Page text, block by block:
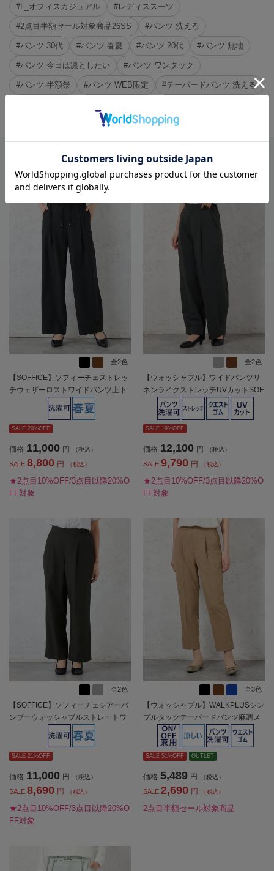
#L_オフィスカジュアル #レディススーツ
#2点目半額セール対象商品26SS #パンツ 洗える
#パンツ 30代 #パンツ 春夏 #パンツ 20代 #パンツ 無地
#パンツ 今日は凛としたい #パンツ ワンタック
#パンツ 半額祭 #パンツ WEB限定 #テーパードパンツ 洗える
RECOMMEND
全2色
【SOFFICE】ソフィーチェストレッ
チウェザーロストワイドパンツ上下
ウォッシャブル春夏【レディース】
SALE 20%OFF
価格 11,000 円 （税込）
SALE 8,800 円 （税込）
★2点目10%OFF/3点目以降20%O
FF対象
全2色
【ウォッシャブル】ワイドパンツリ
ネンライクストレッチUVカットSOF
FICE春夏【レディース】
SALE 19%OFF
価格 12,100 円 （税込）
SALE 9,790 円 （税込）
★2点目10%OFF/3点目以降20%O
FF対象
全2色
【SOFFICE】ソフィーチェシアーバ
ンブーウォッシャブルストレートワ
イドパンツ上下ウォッシャブル軽量
春夏【レディース】
SALE 21%OFF
価格 11,000 円 （税込）
SALE 8,690 円 （税込）
★2点目10%OFF/3点目以降20%O
FF対象
全3色
【ウォッシャブル】WALKPLUSシン
プルタックテーパードパンツ麻調メ
ッシュ素材無地春夏【レディース】
SALE 51%OFF OUTLET
価格 5,489 円 （税込）
SALE 2,690 円 （税込）
2点目半額セール対象商品